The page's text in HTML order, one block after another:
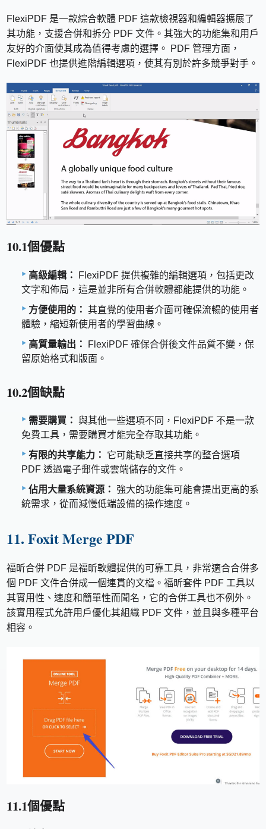
FlexiPDF 是一款綜合軟體 PDF 這款檢視器和編輯器擴展了
其功能，支援合併和拆分 PDF 文件。其強大的功能集和用戶
友好的介面使其成為值得考慮的選擇。 PDF 管理方面，
FlexiPDF 也提供進階編輯選項，使其有別於許多競爭對手。
10.1個優點
高級編輯：
FlexiPDF 提供複雜的編輯選項，包括更改
文字和佈局，這是並非所有合併軟體都能提供的功能。
方便使用的： 其直覺的使用者介面可確保流暢的使用者
體驗，縮短新使用者的學習曲線。
高質量輸出：
FlexiPDF 確保合併後文件品質不變，保
留原始格式和版面。
10.2個缺點
需要購買： 與其他一些選項不同，FlexiPDF 不是一款
免費工具，需要購買才能完全存取其功能。
有限的共享能力：
它可能缺乏直接共享的整合選項
PDF 透過電子郵件或雲端儲存的文件。
佔用大量系統資源： 強大的功能集可能會提出更高的系
統需求，從而減慢低端設備的操作速度。
11. Foxit Merge PDF
福昕合併 PDF 是福昕軟體提供的可靠工具，非常適合合併多
個 PDF 文件合併成一個連貫的文檔。福昕套件 PDF 工具以
其實用性、速度和簡單性而聞名，它的合併工具也不例外。
該實用程式允許用戶優化其組織 PDF 文件，並且與多種平台
相容。
11.1個優點